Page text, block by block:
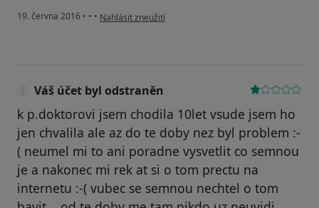
19. června 2016 • • • podle názoru uživatele Váš účet byl odstraněn
Nahlásit zneužití
Váš účet byl odstraněn
k p.doktorovi jsem chodila 10let vsude jsem ho
jen chvalila ale az do te doby nez byl problem :-
( neumel mi to ani poradne vysvetlit co semnou
je a nakonec mi rek at si o tom prectu na
internetu :-( vubec se semnou nechtel o tom